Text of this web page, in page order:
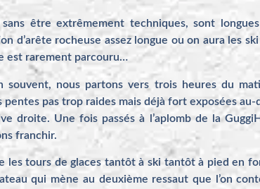
être extrêmement techniques, sont
d’arête rocheuse assez longue ou on aura les
est rarement parcouru…
nous partons vers trois heures du
pas trop raides mais déjà fort exposées
droite. Une fois passés à l’aplomb de la
franchir.
les tours de glaces tantôt à ski tantôt à pied en
qui mène au deuxième ressaut que l’on